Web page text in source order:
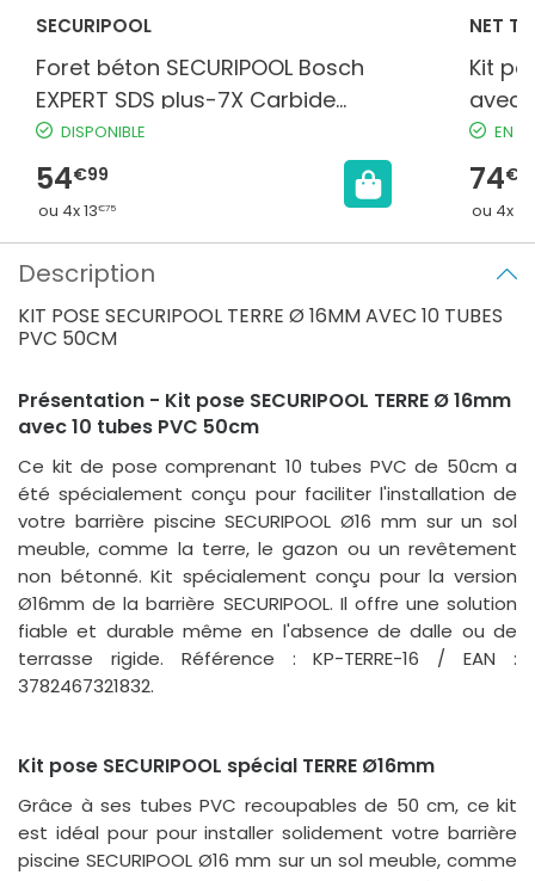
SECURIPOOL
Foret béton SECURIPOOL Bosch
EXPERT SDS plus-7X Carbide
Technology Ø 16x465mm
DISPONIBLE
54€99
ou 4x 13€75
NET
Kit
avec
EN
74
ou 4x 18
Description
KIT POSE SECURIPOOL TERRE Ø 16MM AVEC 10 TUBES
PVC 50CM
Présentation - Kit pose SECURIPOOL TERRE Ø 16mm
avec 10 tubes PVC 50cm
Ce kit de pose comprenant 10 tubes PVC de 50cm a
été spécialement conçu pour faciliter l'installation de
votre barrière piscine SECURIPOOL Ø16 mm sur un sol
meuble, comme la terre, le gazon ou un revêtement
non bétonné. Kit spécialement conçu pour la version
Ø16mm de la barrière SECURIPOOL. Il offre une solution
fiable et durable même en l'absence de dalle ou de
terrasse rigide. Référence : KP-TERRE-16 / EAN :
3782467321832.
Kit pose SECURIPOOL spécial TERRE Ø16mm
Grâce à ses tubes PVC recoupables de 50 cm, ce kit
est idéal pour pour installer solidement votre barrière
piscine SECURIPOOL Ø16 mm sur un sol meuble, comme